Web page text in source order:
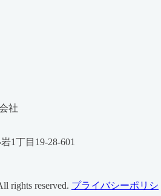
社
1丁目19-28-601
rights reserved. プライバシーポリシ